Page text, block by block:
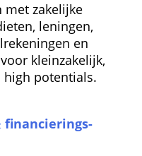
met zakelijke
leningen,
en
klein­zakelijk,
potentials.
financierings­